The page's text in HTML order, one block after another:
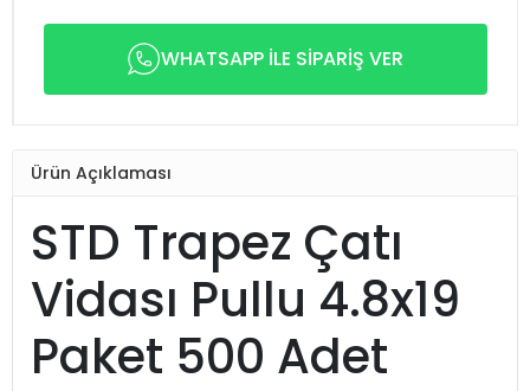
WHATSAPP İLE SİPARİŞ VER
Ürün Açıklaması
STD Trapez Çatı
Vidası Pullu 4.8x19
Paket 500 Adet